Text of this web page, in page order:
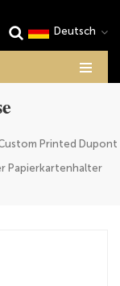
Deutsch
Printed Dupont
Papierkartenhalter